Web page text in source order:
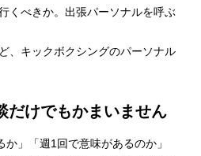
くべきか。出張パーソナルを呼ぶ
、キックボクシングのパーソナル
だけでもかまいません
か」「週1回で意味があるのか」